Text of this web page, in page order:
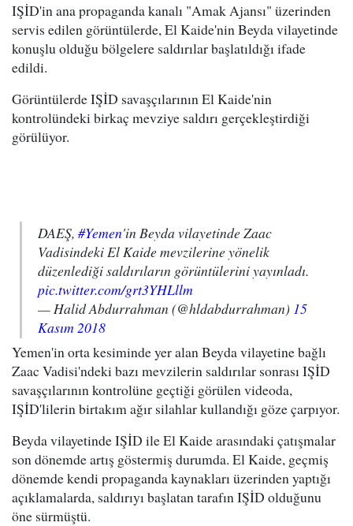
IŞİD'in ana propaganda kanalı "Amak Ajansı" üzerinden
servis edilen görüntülerde, El Kaide'nin Beyda vilayetinde
konuşlu olduğu bölgelere saldırılar başlatıldığı ifade
edildi.
Görüntülerde IŞİD savaşçılarının El Kaide'nin
kontrolündeki birkaç mevziye saldırı gerçekleştirdiği
görülüyor.
DAEŞ, #Yemen'in Beyda vilayetinde Zaac
Vadisindeki El Kaide mevzilerine yönelik
düzenlediği saldırıların görüntülerini yayınladı.
pic.twitter.com/grt3YHLllm
— Halid Abdurrahman (@hldabdurrahman) 15
Kasım 2018
Yemen'in orta kesiminde yer alan Beyda vilayetine bağlı
Zaac Vadisi'ndeki bazı mevzilerin saldırılar sonrası IŞİD
savaşçılarının kontrolüne geçtiği görülen videoda,
IŞİD'lilerin birtakım ağır silahlar kullandığı göze çarpıyor.
Beyda vilayetinde IŞİD ile El Kaide arasındaki çatışmalar
son dönemde artış göstermiş durumda. El Kaide, geçmiş
dönemde kendi propaganda kaynakları üzerinden yaptığı
açıklamalarda, saldırıyı başlatan tarafın IŞİD olduğunu
öne sürmüştü.